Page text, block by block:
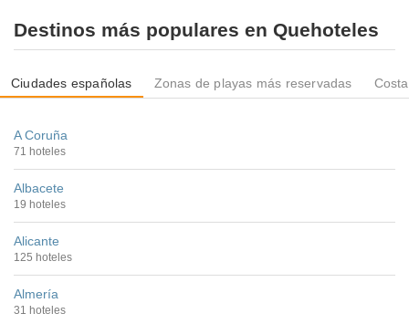
Destinos más populares en Quehoteles
Ciudades españolas Zonas de playas más reservadas
A Coruña
71 hoteles
Albacete
19 hoteles
Alicante
125 hoteles
Almería
31 hoteles